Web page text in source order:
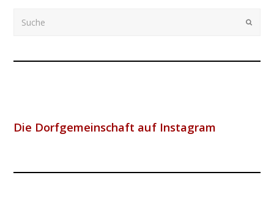
Submit
Die Dorfgemeinschaft auf Instagram